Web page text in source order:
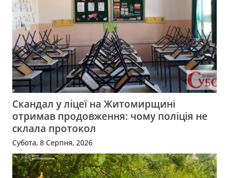
Скандал у ліцеї на Житомирщині
отримав продовження: чому поліція не
склала протокол
Субота, 8 Серпня, 2026